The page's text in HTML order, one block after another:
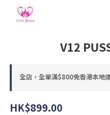
V12
全店，全單滿$800免香港本地
HK$899.00